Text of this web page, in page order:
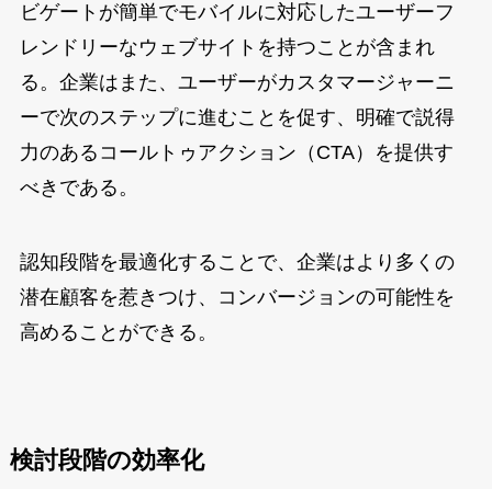
ビゲートが簡単でモバイルに対応したユーザーフ
レンドリーなウェブサイトを持つことが含まれ
る。企業はまた、ユーザーがカスタマージャーニ
ーで次のステップに進むことを促す、明確で説得
力のあるコールトゥアクション（CTA）を提供す
べきである。
認知段階を最適化することで、企業はより多くの
潜在顧客を惹きつけ、コンバージョンの可能性を
高めることができる。
検討段階の効率化